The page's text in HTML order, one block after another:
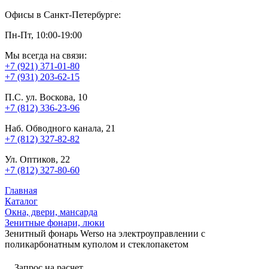
Офисы в Санкт-Петербурге:
Пн-Пт, 10:00-19:00
Мы всегда на связи:
+7 (921) 371-01-80
+7 (931) 203-62-15
П.С. ул. Воскова, 10
+7 (812) 336-23-96
Наб. Обводного канала, 21
+7 (812) 327-82-82
Ул. Оптиков, 22
+7 (812) 327-80-60
Главная
Каталог
Окна, двери, мансарда
Зенитные фонари, люки
Зенитный фонарь Werso на электроуправлении с
поликарбонатным куполом и стеклопакетом